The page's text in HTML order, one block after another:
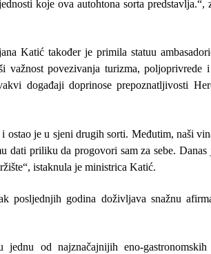
koje ova autohtona sorta predstavlja.“,
Katićtakođer je primila statuu
važnost povezivanja turizma, poljoprivrede
događaji doprinose prepoznatljivosti
ostao je u sjeni drugih sorti. Međutim, naši
dati priliku da progovori sam za sebe. Danas
istaknula jeministrica Katić.
posljednjih godina doživljava snažnu
od najznačajnijih eno-